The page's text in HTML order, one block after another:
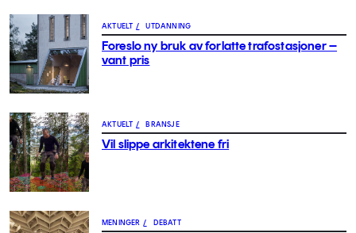
AKTUELT / UTDANNING
Foreslo ny bruk av forlatte trafostasjoner –
vant pris
AKTUELT / BRANSJE
Vil slippe arkitektene fri
MENINGER / DEBATT